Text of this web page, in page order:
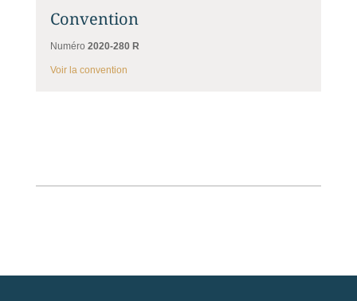
Convention
Numéro 2020-280 R
Voir la convention